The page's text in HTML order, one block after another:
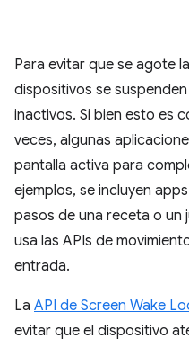
Para evitar que se agote
dispositivos se
inactivos. Si bien esto es
veces, algunas
pantalla activa para
ejemplos, se incluyen
pasos de una receta o un
usa las APIs de
entrada.
La API de Screen Wake
evitar que el dispositivo